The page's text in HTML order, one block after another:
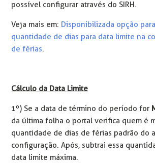
possível configurar através do SIRH.
Veja mais em: Disponibilizada opção
quantidade de dias para data limite na
de férias.
Cálculo da Data Limite
1º) Se a data de término do período for
da última folha o portal verifica quem é
quantidade de dias de férias padrão do
configuração. Após, subtrai essa
data limite máxima.